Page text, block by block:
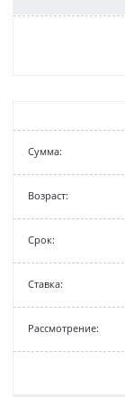
Cумма:
Возраст:
Срок:
Cтавка:
Рассмотрение: